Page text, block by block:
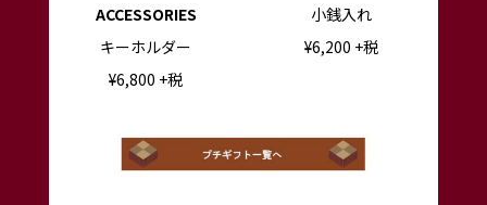
ACCESSORIES
キーホルダー
¥6,800 +税
小銭入れ
¥6,200 +税